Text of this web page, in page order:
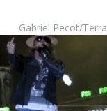
Gabriel Pecot/Terra